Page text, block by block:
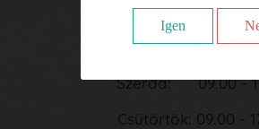
Igen
Hétfő: 09.00 -
Kedd: 09.00 -
Szerda: 09.00 -
Csütörtök: 09.00 -